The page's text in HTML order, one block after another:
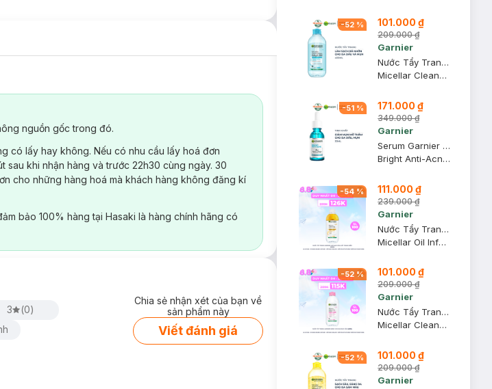
nguồn gốc trong đó.
có lấy hay không. Nếu có nhu cầu lấy hoá đơn
khi nhận hàng và trước 22h30 cùng ngày. 30
cho những hàng hoá mà khách hàng không đăng kí
bảo 100% hàng tại Hasaki là hàng chính hãng có
3 (0)
Chia sẻ nhận xét của bạn về
sản phẩm này
Viết đánh giá
-52 % 101.000 ₫
209.000 ₫
Garnier
Nước Tẩy Trang Garnier Dành Cho Da Dầu Và Mụn 400ml (Mới)
Micellar Cleansing Water For Oily & Acne-Prone Skin New
-51 % 171.000 ₫
349.000 ₫
Garnier
Serum Garnier Giảm Mụn Mờ Thâm Cho Da Dầu, Mụn 30ml
Bright Anti-Acne Booster Serum
-54% 111.000 ₫
239.000 ₫
Garnier
Nước Tẩy Trang Garnier Làm Sạch Sâu Lớp Trang Điểm 400ml
Micellar Oil Infused Cleansing Water
-52% 101.000 ₫
209.000 ₫
Garnier
Nước Tẩy Trang Garnier Dành Cho Da Nhạy Cảm 400ml
Micellar Cleansing Water For Sensitive Skin
-52 % 101.000 ₫
209.000 ₫
Garnier